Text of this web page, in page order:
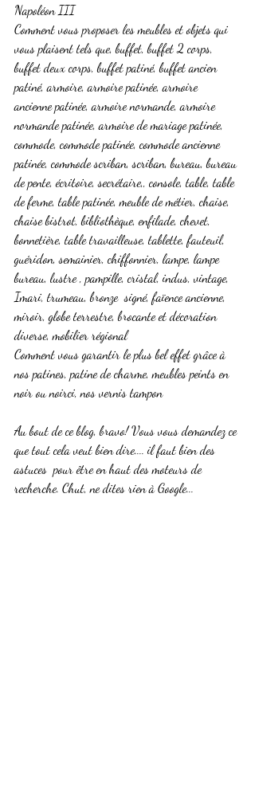
Napoléon III
Comment vous proposer les meubles et objets qui
vous plaisent tels que, buffet, buffet 2 corps,
buffet deux corps, buffet patiné, buffet ancien
patiné, armoire, armoire patinée, armoire
ancienne patinée, armoire normande, armoire
normande patinée, armoire de mariage patinée,
commode, commode patinée, commode ancienne
patinée, commode scriban, scriban, bureau, bureau
de pente, écritoire, secrétaire,, console, table, table
de ferme, table patinée, meuble de métier, chaise,
chaise bistrot, bibliothèque, enfilade, chevet,
bonnetière, table travailleuse, tablette, fauteuil,
guéridon, semainier, chiffonnier, lampe, lampe
bureau, lustre , pampille, cristal, indus, vintage,
Imari, trumeau, bronze  signé, faïence ancienne,
miroir, globe terrestre, brocante et décoration
diverse, mobilier régional
Comment vous garantir le plus bel effet grâce à
nos patines, patine de charme, meubles peints en
noir ou noirci, nos vernis tampon
Au bout de ce blog, bravo! Vous vous demandez ce
que tout cela veut bien dire.... il faut bien des
astuces  pour être en haut des moteurs de
recherche. Chut, ne dites rien à Google...